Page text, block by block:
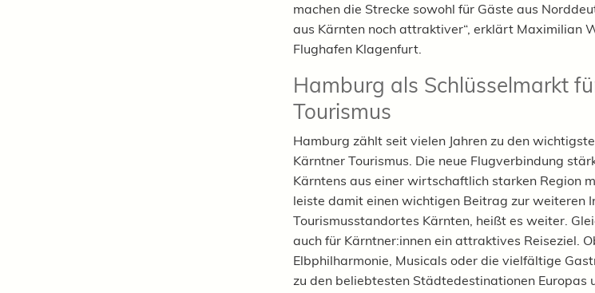
machen die Strecke sowohl für Gäste aus
aus Kärnten noch attraktiver“, erklärt Maximilian
Flughafen Klagenfurt.
Hamburg als Schlüsselmarkt
Tourismus
Hamburg zählt seit vielen Jahren zu den
Kärntner Tourismus. Die neue Flugverbindung
Kärntens aus einer wirtschaftlich starken Region
leiste damit einen wichtigen Beitrag zur weiteren
Tourismusstandortes Kärnten, heißt es weiter.
auch für Kärntner:innen ein attraktives Reiseziel.
Elbphilharmonie, Musicals oder die vielfältige
zu den beliebtesten Städtedestinationen Europas